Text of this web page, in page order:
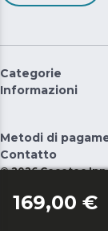
169,00 €
Categorie
Informazioni
Metodi di
Contatto
©2026 Cecotec